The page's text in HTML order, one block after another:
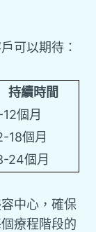
可以期待：
持續時間
個月
18個月
24個月
中心，確保
療程階段的